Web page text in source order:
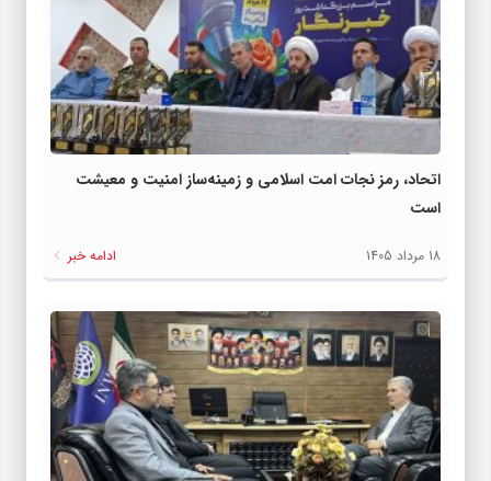
اتحاد، رمز نجات امت اسلامی و زمینه‌ساز امنیت و معیشت
است
18 مرداد 1405 ادامه خبر